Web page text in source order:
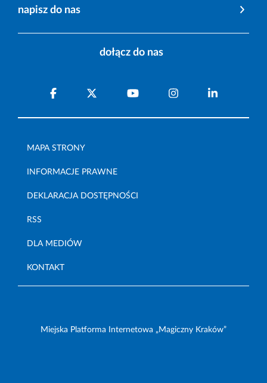
napisz do nas
dołącz do nas
MAPA STRONY
INFORMACJE PRAWNE
DEKLARACJA DOSTĘPNOŚCI
RSS
DLA MEDIÓW
KONTAKT
Miejska Platforma Internetowa „Magiczny Kraków”